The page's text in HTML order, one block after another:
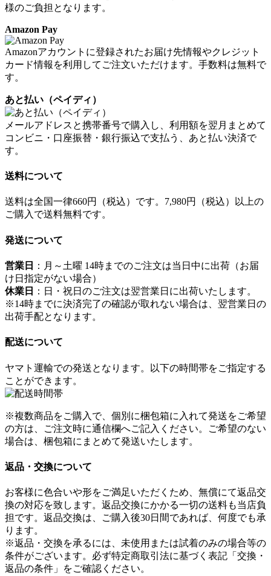
様のご負担 となります。
Amazon Pay
Amazonアカウントに登録されたお届け先情報やクレジット
カード情報を利用してご注文いただけます。 手数料は無料で
す。
あと払い（ペイディ）
メールアドレスと携帯番号で購入し、利用額を翌月まとめて
コンビニ・口座振替・銀行振込で支払う、あと払い決済で
す。
送料について
送料は全国一律660円（税込）です。 7,980円（税込）以上の
ご購入で送料無料です。
発送について
営業日 ： 月～土曜 14時までのご注文は当日中に出荷 （お届
け日指定がない場合）
休業日
： 日・祝日のご注文は翌営業日に出荷いたします。
※14時までに決済完了の確認が取れない場合は、翌営業日の
出荷手配となります。
配送について
ヤマト運輸での発送となります。以下の時間帯をご指定する
ことができます。
※複数商品をご購入で、個別に梱包箱に入れて発送をご希望
の方は、ご注文時に通信欄へご記入ください。ご希望のない
場合は、梱包箱にまとめて発送いたします。
返品・交換について
お客様に色合いや形をご満足いただくため、無償にて返品交
換の対応を致します。返品交換にかかる一切の送料も当店負
担です。返品交換は、ご購入後30日間であれば、何度でも承
ります。
※返品・交換を承るには、未使用または試着のみの場合等の
条件がございます。 必ず特定商取引法に基づく表記「交換・
返品の条件」をご確認ください。